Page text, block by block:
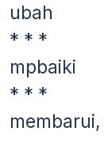
ubah
* * *
mpbaiki
* * *